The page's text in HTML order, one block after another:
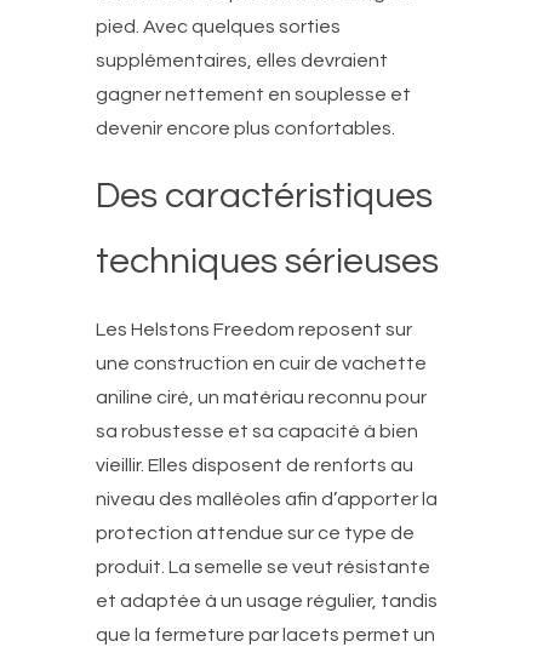
pied. Avec quelques sorties
supplémentaires, elles devraient
gagner nettement en souplesse et
devenir encore plus confortables.
Des caractéristiques
techniques sérieuses
Les Helstons Freedom reposent sur
une construction en cuir de vachette
aniline ciré, un matériau reconnu pour
sa robustesse et sa capacité à bien
vieillir. Elles disposent de renforts au
niveau des malléoles afin d’apporter la
protection attendue sur ce type de
produit. La semelle se veut résistante
et adaptée à un usage régulier, tandis
que la fermeture par lacets permet un